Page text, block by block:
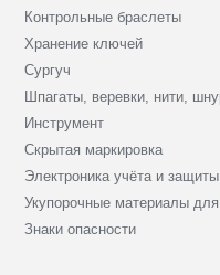
Контрольные браслеты
Хранение ключей
Сургуч
Шпагаты, веревки, нити,
Инструмент
Скрытая маркировка
Электроника учёта и защиты
Укупорочные материалы
Знаки опасности